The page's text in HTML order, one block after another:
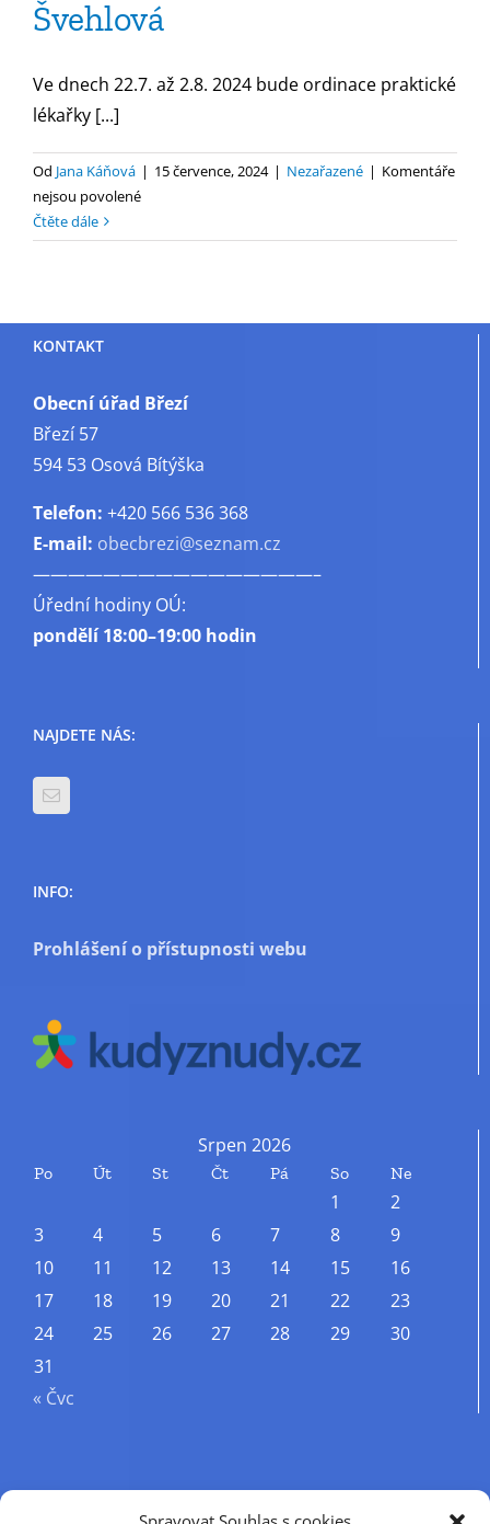
Švehlová
Ve dnech 22.7. až 2.8. 2024 bude ordinace praktické
lékařky [...]
Od Jana Káňová | 15 července, 2024 | Nezařazené | Komentáře
nejsou povolenéu
s
ZS
Švehlová
Čtěte dále
KONTAKT
Obecní úřad Březí
Březí 57
594 53 Osová Bítýška
Telefon: +420 566 536 368
E-mail: obecbrezi@seznam.cz
————————————————–
Úřední hodiny OÚ:
pondělí18:00–19:00 hodin
NAJDETE NÁS:
INFO:
Prohlášení o přístupnosti webu
Srpen 2026
Po Út St Čt Pá So Ne
1
2
3
4 5 6 7 8
9
10
11 12 13 14 15
16
17
18 19 20 21 22
23
24
25 26 27 28 29
30
31
« Čvc
Příjmení